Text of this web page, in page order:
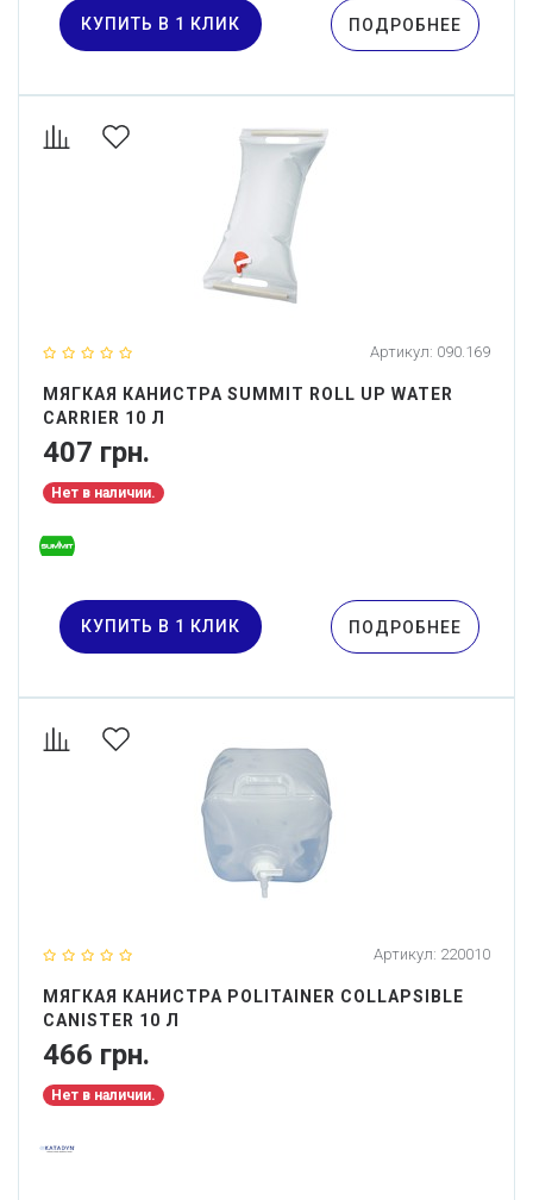
КУПИТЬ В 1 КЛИК ПОДРОБНЕЕ
Артикул: 090.169
МЯГКАЯ КАНИСТРА SUMMIT ROLL UP WATER
CARRIER 10 Л
407 грн.
Нет в наличии.
КУПИТЬ В 1 КЛИК ПОДРОБНЕЕ
Артикул: 220010
МЯГКАЯ КАНИСТРА POLITAINER COLLAPSIBLE
CANISTER 10 Л
466 грн.
Нет в наличии.